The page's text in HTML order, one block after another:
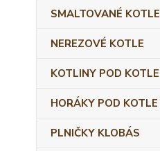
SMALTOVANÉ KOTLE
NEREZOVÉ KOTLE
KOTLINY POD KOTLE
HORÁKY POD KOTLE
PLNIČKY KLOBÁS